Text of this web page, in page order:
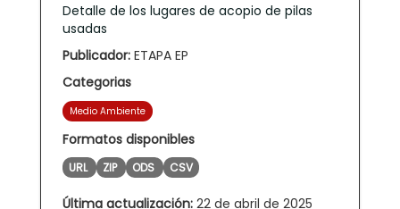
Detalle de los lugares de acopio de pilas
usadas
Publicador: ETAPA EP
Categorias
Medio Ambiente
Formatos disponibles
URL ZIP ODS CSV
Última actualización: 22 de abril de 2025